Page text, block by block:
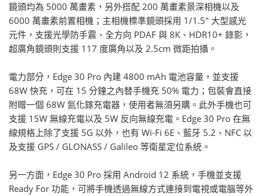
鏡頭均為 5000 萬畫素，另外搭配 200 萬畫素景深相機以及
6000 萬畫素前置相機；主相機標準鏡頭採用 1/1.5" 大型感光
元件，支援光學防手震、全方向 PDAF 與 8K、HDR10+ 錄影，
超廣角鏡頭則支援 117 度廣角以及 2.5cm 微距拍攝。
電力部分，Edge 30 Pro 內建 4800 mAh 電池容量，並支援
68W 快充，可在 15 分鐘之內替手機充 50% 電力；包裝會直接
附贈一個 68W 氮化鎵充電器，使用者無須另購。此外手機也可
支援 15W 無線充電以及 5W 反向無線充電。Edge 30 Pro 在無
線規格上除了支援 5G 以外，也有 Wi-Fi 6E、藍牙 5.2、NFC 以
及支援 GPS / GLONASS / Galileo 等衛星定位系統。
另一方面，Edge 30 Pro 採用 Android 12 系統，手機並支援
Ready For 功能，可將手機透過無線方式連接到電視或電腦等外